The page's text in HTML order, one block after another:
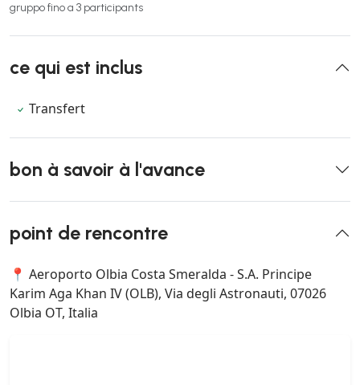
gruppo fino a 3 participants
ce qui est inclus
Transfert
bon à savoir à l'avance
point de rencontre
📍 Aeroporto Olbia Costa Smeralda - S.A. Principe
Karim Aga Khan IV (OLB), Via degli Astronauti, 07026
Olbia OT, Italia